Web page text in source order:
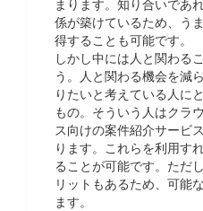
まります。知り合いであ
係が築けているため、う
得することも可能です。
しかし中には人と関わる
う。人と関わる機会を減
りたいと考えている人に
もの。そういう人はクラ
ス向けの案件紹介サービ
ります。これらを利用す
ることが可能です。ただ
リットもあるため、可能
ます。